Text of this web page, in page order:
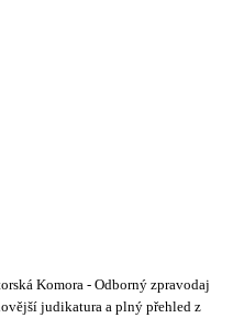
Komora - Odborný zpravodaj
judikatura a plný přehled z